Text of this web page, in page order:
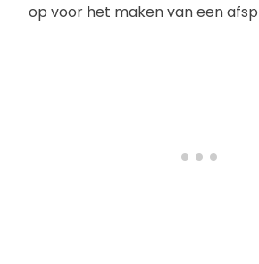
op voor het maken van een